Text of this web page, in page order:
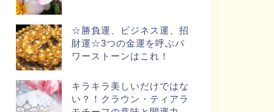
☆勝負運、ビジネス運、招
財運☆3つの金運を呼ぶパ
ワーストーンはこれ！
キラキラ美しいだけではな
い？！クラウン・ティアラ